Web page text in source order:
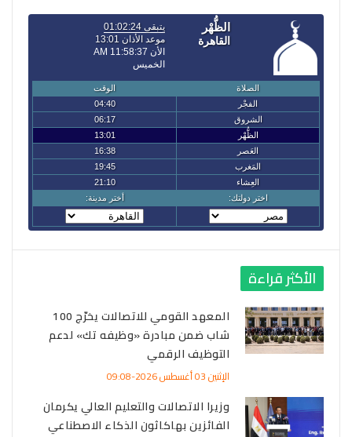
الأكثر قراءة
المعهد القومي للاتصالات يخرّج 100
شاب ضمن مبادرة «وظيفه تك» لدعم
التوظيف الرقمي
الإثنين 03 أغسطس 2026-09:08
وزيرا الاتصالات والتعليم العالي يكرمان
الفائزين بهاكاثون الذكاء الاصطناعي